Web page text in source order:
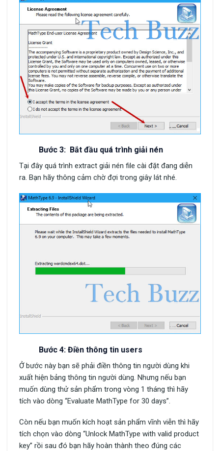
Bước 3: Bắt đầu quá trình giải nén
Tại đây quá trình extract giải nén file cài đặt đang diễn
ra. Bạn hãy thông cảm chờ đợi trong giây lát nhé.
Bước 4: Điền thông tin users
Ở bước này bạn sẽ phải điền thông tin người dùng khi
xuất hiện bảng thông tin người dùng. Nhưng nếu bạn
muốn dùng thử sản phẩm trong vòng 1 tháng thì hãy
tích vào dòng “Evaluate MathType for 30 days”.
Còn nếu bạn muốn kích hoạt sản phẩm vĩnh viễn thì hãy
tích chọn vào dòng “Unlock MathType with valid product
key” rồi sau đó bạn hãy hoàn thành theo đúng các